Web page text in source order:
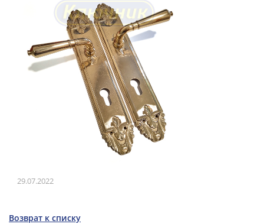
29.07.2022
Возврат к списку